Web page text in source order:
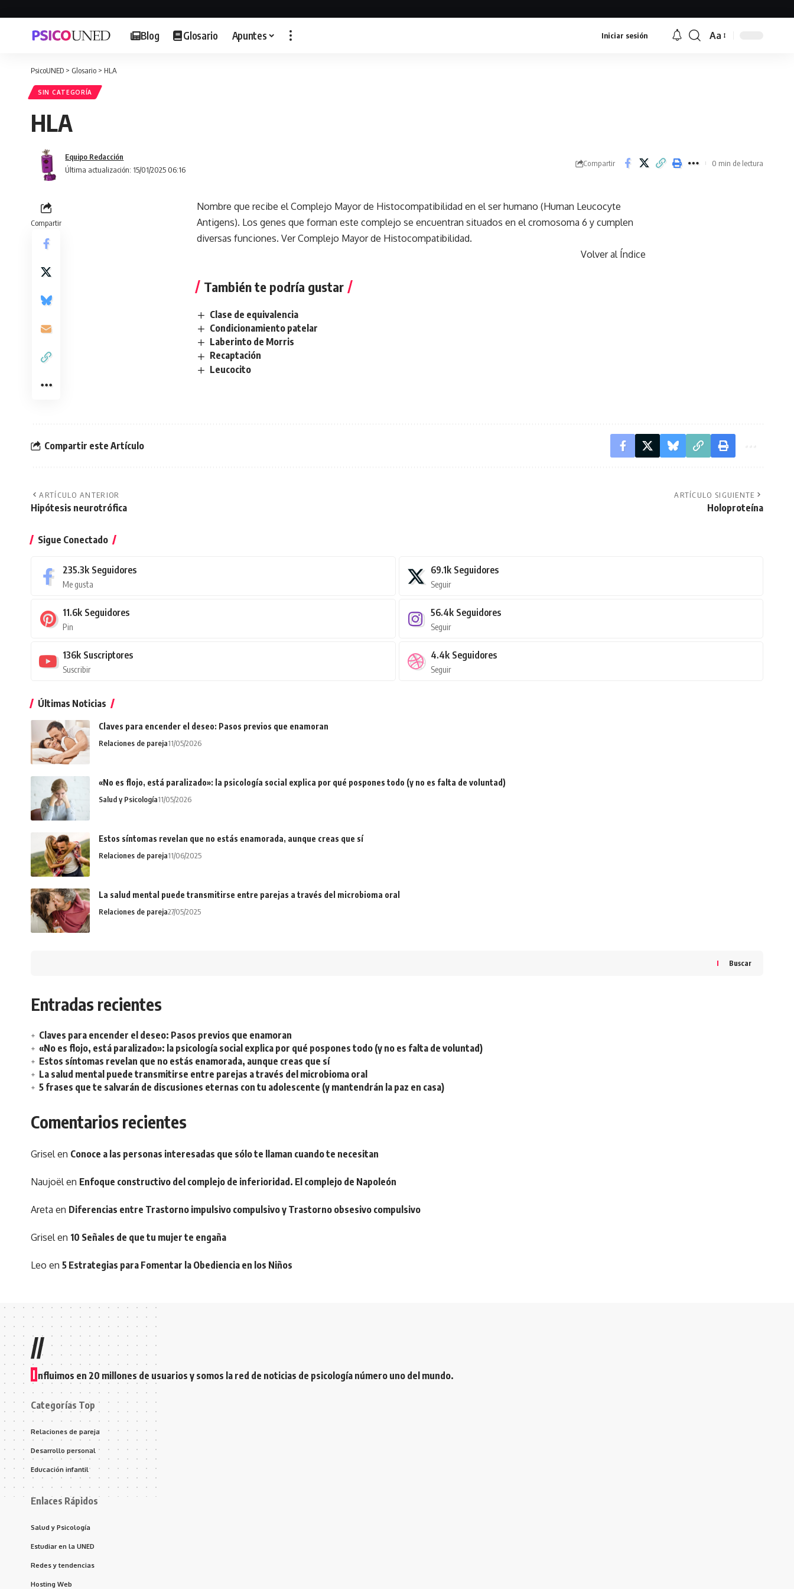
Blog Glosario Apuntes Iniciar sesión
Font
Aa
PsicoUNED > Glosario > HLA
SIN CATEGORÍA
HLA
Última actualización: 15/01/2025 06:16
Equipo Redacción
Compartir 0 min de lectura
Compartir
Nombre que recibe el Complejo Mayor de Histocompatibilidad en el ser humano (Human Leucocyte
Antigens). Los genes que forman este complejo se encuentran situados en el cromosoma 6 y cumplen
diversas funciones. Ver Complejo Mayor de Histocompatibilidad.
Volver al Índice
También te podría gustar
Clase de equivalencia
Condicionamiento patelar
Laberinto de Morris
Recaptación
Leucocito
Compartir este Artículo
ARTÍCULO ANTERIOR
Hipótesis neurotrófica
ARTÍCULO SIGUIENTE
Holoproteína
Sigue Conectado
235.3k Seguidores
Me gusta
69.1k Seguidores
Seguir
11.6k Seguidores
Pin
56.4k Seguidores
Seguir
136k Suscriptores
Suscribir
4.4k Seguidores
Seguir
Últimas Noticias
Claves para encender el deseo: Pasos previos que enamoran
Relaciones de pareja11/05/2026
«No es flojo, está paralizado»: la psicología social explica por qué pospones todo (y no es falta de voluntad)
Salud y Psicología11/05/2026
Estos síntomas revelan que no estás enamorada, aunque creas que sí
Relaciones de pareja11/06/2025
La salud mental puede transmitirse entre parejas a través del microbioma oral
Relaciones de pareja27/05/2025
Buscar
Entradas recientes
Claves para encender el deseo: Pasos previos que enamoran
«No es flojo, está paralizado»: la psicología social explica por qué pospones todo (y no es falta de voluntad)
Estos síntomas revelan que no estás enamorada, aunque creas que sí
La salud mental puede transmitirse entre parejas a través del microbioma oral
5 frases que te salvarán de discusiones eternas con tu adolescente (y mantendrán la paz en casa)
Comentarios recientes
Griselen Conoce a las personas interesadas que sólo te llaman cuando te necesitan
Naujoëlen Enfoque constructivo del complejo de inferioridad. El complejo de Napoleón
Areta en Diferencias entre Trastorno impulsivo compulsivo y Trastorno obsesivo compulsivo
Griselen 10 Señales de que tu mujer te engaña
Leo en 5 Estrategias para Fomentar la Obediencia en los Niños
//
I nfluimos en 20 millones de usuarios y somos la red de noticias de psicología número uno del mundo.
Categorías Top
Relaciones de pareja
Desarrollo personal
Educación infantil
Enlaces Rápidos
Salud y Psicología
Estudiar en la UNED
Redes y tendencias
Hosting Web